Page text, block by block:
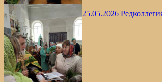
25.05.2026